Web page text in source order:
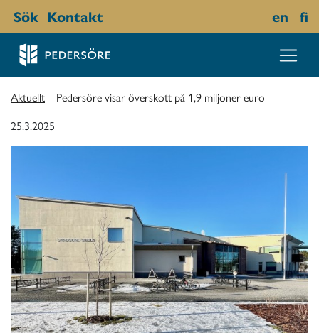
Sök Kontakt en fi
Aktuellt
Pedersöre visar överskott på 1,9 miljoner euro
25.3.2025